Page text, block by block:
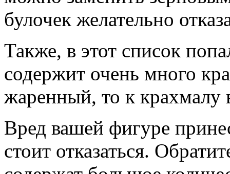
булочек желательно
Также, в этот список
содержит очень много
жаренный, то к
Вред вашей фигуре
стоит отказаться.